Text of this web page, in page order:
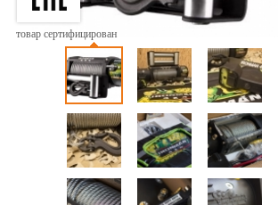
товар сертифицирован